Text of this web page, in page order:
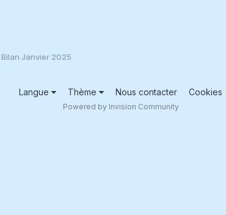
Bilan Janvier 2025
Langue Thème Nous contacter Cookies
Powered by Invision Community